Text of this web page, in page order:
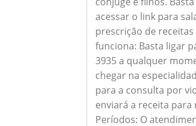
acessar o link para
prescrição de
funciona: Basta ligar
3935 a qualquer
chegar na
para a consulta por
enviará a receita
Períodos: O